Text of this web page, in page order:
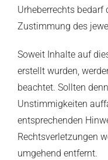
Urheberrechts bedarf
Zustimmung des
Soweit Inhalte auf
erstellt wurden,
beachtet. Sollten
Unstimmigkeiten
entsprechenden
Rechtsverletzungen
umgehend entfernt.